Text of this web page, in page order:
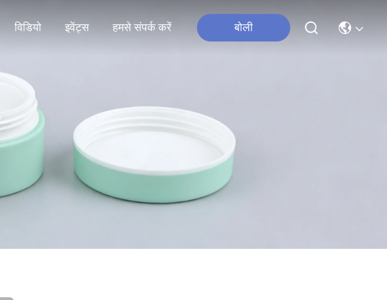
विडियो इवेंट्स हमसे संपर्क करें बोली